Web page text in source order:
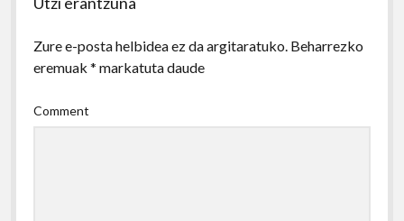
Zure e-posta helbidea ez da argitaratuko. Beharrezko
eremuak * markatuta daude
Comment